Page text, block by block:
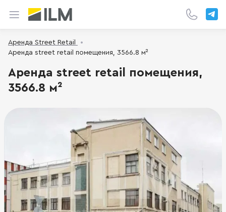
Аренда Street Retail
Аренда street retail помещения, 3566.8 м²
Аренда street retail помещения,
3566.8 м²